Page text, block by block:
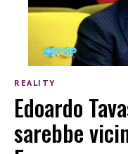
REALITY
Edoardo
sarebbe